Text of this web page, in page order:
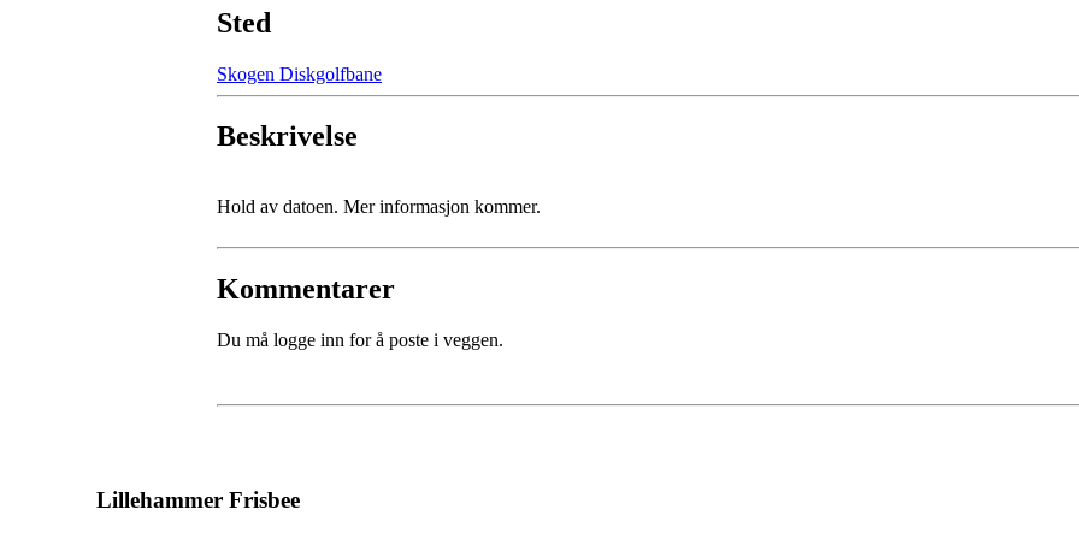
Sted
Skogen Diskgolfbane
Beskrivelse
Hold av datoen. Mer informasjon kommer.
Kommentarer
Du må logge inn for å poste i veggen.
Lillehammer Frisbee